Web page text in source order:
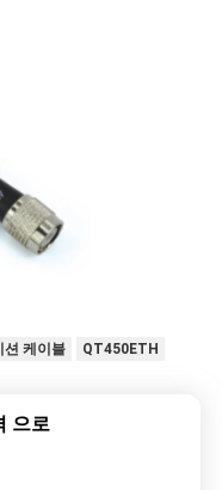
션 케이블 QT450ETH
으로